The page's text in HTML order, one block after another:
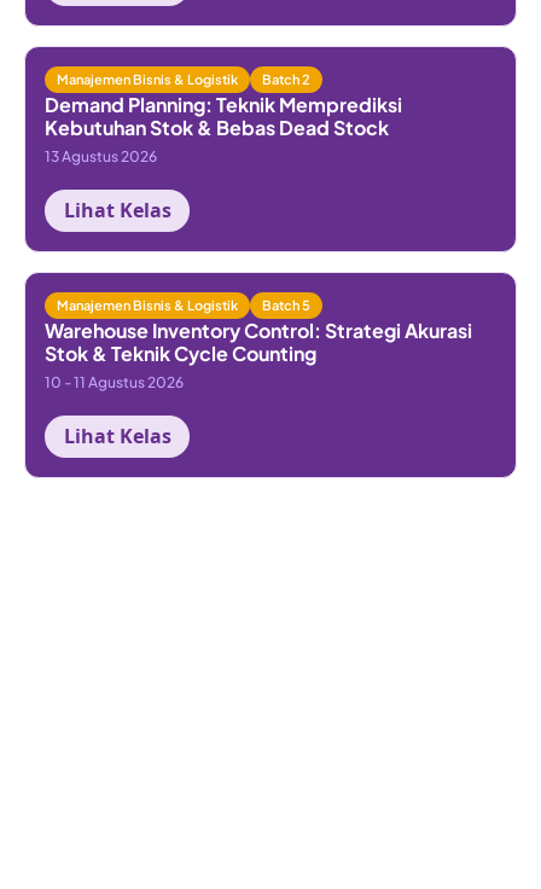
Manajemen Bisnis & Logistik Batch 2
Demand Planning: Teknik Memprediksi
Kebutuhan Stok & Bebas Dead Stock
13 Agustus 2026
Lihat Kelas
Manajemen Bisnis & Logistik Batch 5
Warehouse Inventory Control: Strategi Akurasi
Stok & Teknik Cycle Counting
10 - 11 Agustus 2026
Lihat Kelas